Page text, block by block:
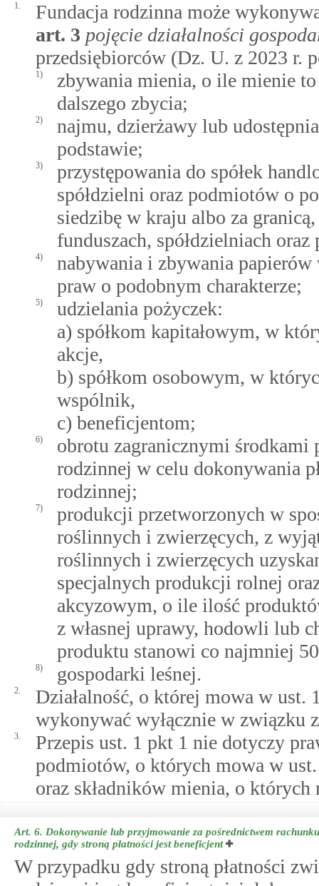
1.
Fundacja rodzinna może
art. 3 pojęcie działalności
przedsiębiorców (Dz. U. z 2023 r.
1)
zbywania mienia, o ile mienie to
dalszego zbycia;
2)
najmu, dzierżawy lub
podstawie;
3)
przystępowania do spółek
spółdzielni oraz podmiotów o
siedzibę w kraju albo za
funduszach, spółdzielniach
4)
nabywania i zbywania
praw o podobnym charakterze;
5)
udzielania pożyczek:
a) spółkom kapitałowym, w
akcje,
b) spółkom osobowym, w
wspólnik,
c) beneficjentom;
6)
obrotu zagranicznymi środkami
rodzinnej w celu dokonywania
rodzinnej;
7)
produkcji przetworzonych w
roślinnych i zwierzęcych, z
roślinnych i zwierzęcych
specjalnych produkcji rolnej
akcyzowym, o ile ilość
z własnej uprawy, hodowli lub
produktu stanowi co najmniej
8) gospodarki leśnej.
2.
Działalność, o której mowa w ust.
wykonywać wyłącznie w związku
3.
Przepis ust. 1 pkt 1 nie dotyczy
podmiotów, o których mowa w
oraz składników mienia, o
Art. 6. Dokonywanie lub przyjmowanie za pośrednictwem
rodzinnej, gdy stroną płatności jest beneficjent
W przypadku gdy stroną płatności